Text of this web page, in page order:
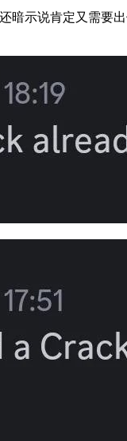
示说肯定又需要